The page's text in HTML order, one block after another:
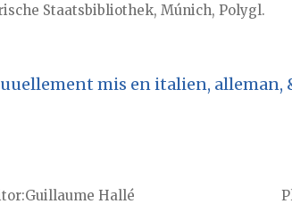
Staatsbibliothek, Múnich, Polygl.
mis en italien, alleman,
Guillaume Hallé